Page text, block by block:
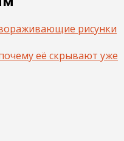
рисунки
её скрывают уже